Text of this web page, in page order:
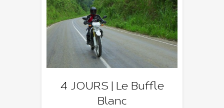
4 JOURS | Le Buffle
Blanc